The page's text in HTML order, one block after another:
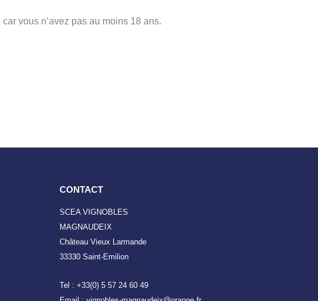
vous n’avez pas au moins 18 ans.
CONTACT
SCEA VIGNOBLES
MAGNAUDEIX
Château Vieux Larmande
33330 Saint-Emilion
Tel : +33(0) 5 57 24 60 49